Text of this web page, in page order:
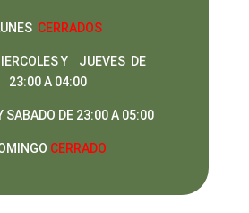
CERRADOS
Y JUEVES DE
23:00 A 04:00
SABADO DE 23:00 A 05:00
CERRADO